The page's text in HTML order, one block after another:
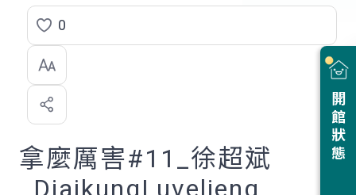
開館狀態
點
選
喜
歡
0
拿麼厲害#11_徐超斌
_DjaikungLuveljeng